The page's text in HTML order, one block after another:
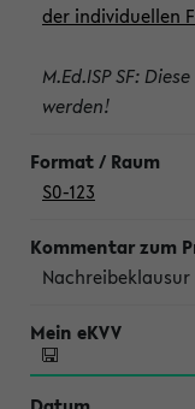
der individuellen
M.Ed.ISP SF:
werden!
S0-123
Nachreibeklausur